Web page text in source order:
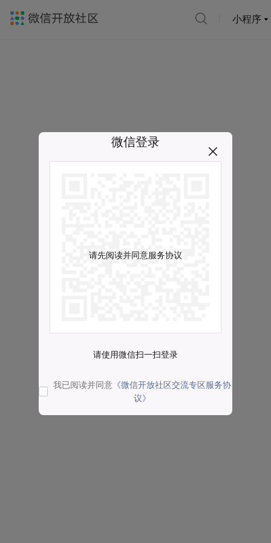
小程序
微信登录
请先阅读并同意服务协议
请使用微信扫一扫登录
我已阅读并同意 《微信开放社区交流专区服务协
议》